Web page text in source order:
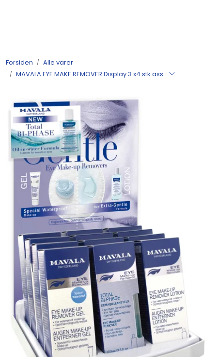
Forsiden
Alle varer
MAVALA EYE MAKE REMOVER Display 3 x4 stk ass
Nyheter
Alle varer
Månedens bestselgere
Etter merke
Julekatalog 2026